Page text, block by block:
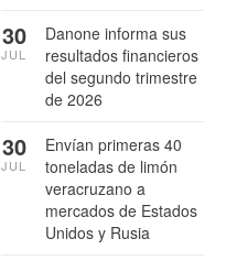
Danone informa sus
resultados financieros
del segundo trimestre
de 2026
30
JUL
Envían primeras 40
toneladas de limón
veracruzano a
mercados de Estados
Unidos y Rusia
30
JUL